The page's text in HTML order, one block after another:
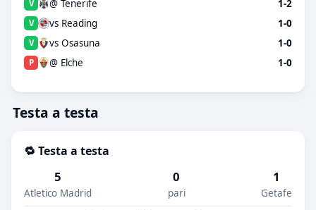
V @ Tenerife 1-2
V vs Reading 1-0
V vs Osasuna 1-0
P @ Elche 1-0
Testa a testa
🔁 Testa a testa
5
Atletico Madrid
0
pari
1
Getafe